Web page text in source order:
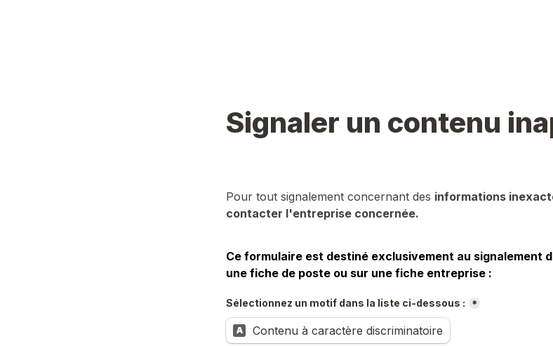
Signaler un contenu
Pour tout signalement concernant des informations
contacter l'entreprise concernée.
Ce formulaire est destiné exclusivement au signalement
une fiche de poste ou sur une fiche entreprise :
Sélectionnez un motif dans la liste ci-dessous : *
A Contenu à caractère discriminatoire